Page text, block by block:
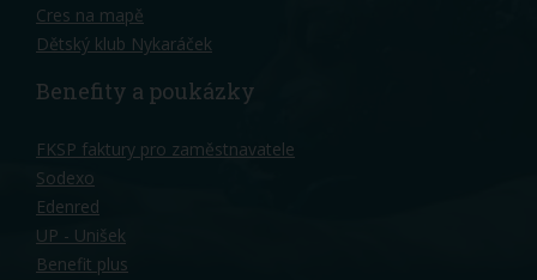
Cres na mapě
Dětský klub Nykaráček
Benefity a poukázky
FKSP faktury pro zaměstnavatele
Sodexo
Edenred
UP - Unišek
Benefit plus